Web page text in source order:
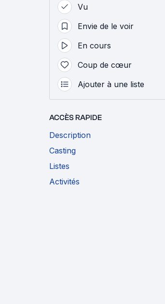
Vu
Envie de le voir
En cours
Coup de cœur
Ajouter à une liste
ACCÈS RAPIDE
Description
Casting
Listes
Activités